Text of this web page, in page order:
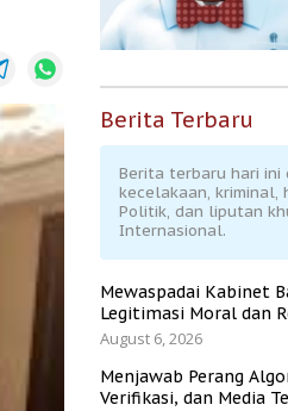
Berita Terbaru
Berita terbaru hari ini
kecelakaan, kriminal,
Politik, dan liputan
Internasional.
Mewaspadai Kabinet
Legitimasi Moral dan
August 6, 2026
Menjawab Perang
Verifikasi, dan Media